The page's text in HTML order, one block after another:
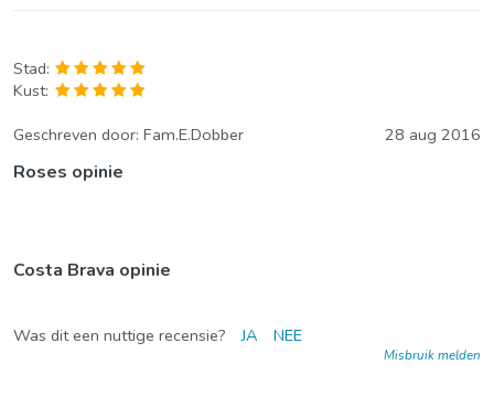
Stad:
Kust:
Geschreven door: Fam.E.Dobber 28 aug 2016
Roses opinie
Costa Brava opinie
Was dit een nuttige recensie? JA NEE
Misbruik melden